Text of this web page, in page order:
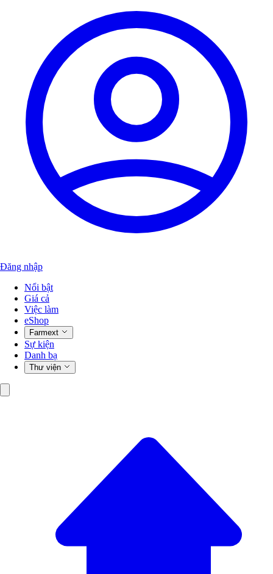
Đăng nhập
Nổi bật
Giá cả
Việc làm
eShop
Farmext
Sự kiện
Danh bạ
Thư viện